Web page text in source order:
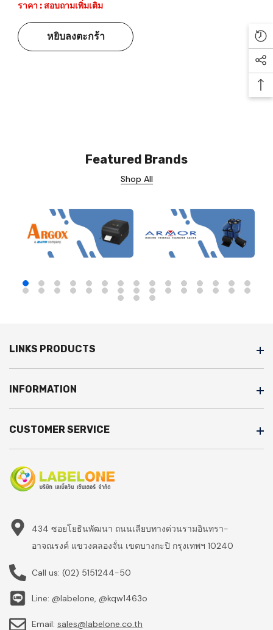
ราคา : สอบถามเพิ่มเติม
หยิบลงตะกร้า
Featured Brands
Shop All
LINKS PRODUCTS
INFORMATION
CUSTOMER SERVICE
434 ซอยโยธินพัฒนา ถนนเลียบทางด่วนรามอินทรา-
อาจณรงค์ แขวงคลองจั่น เขตบางกะปิ กรุงเทพฯ 10240
Call us: (02) 5151244-50
Line: @labelone, @kqw1463o
Email: sales@labelone.co.th